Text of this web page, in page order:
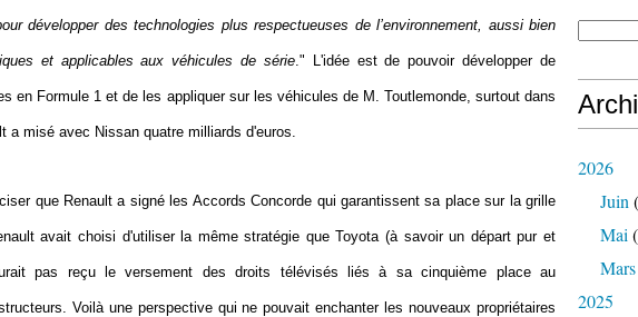
développer des technologies plus respectueuses de l’environnement, aussi bien
et applicables aux véhicules de série." L'idée est de pouvoir développer de
en Formule 1 et de les appliquer sur les véhicules de M. Toutlemonde, surtout dans
a misé avec Nissan quatre milliards d'euros.
que Renault a signé les Accords Concorde qui garantissent sa place sur la grille
avait choisi d'utiliser la même stratégie que Toyota (à savoir un départ pur et
pas reçu le versement des droits télévisés liés à sa cinquième place au
Voilà une perspective qui ne pouvait enchanter les nouveaux propriétaires
2026
Juin
Mai
Mars
2025